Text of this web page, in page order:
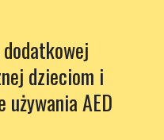
dzieciom i
AED